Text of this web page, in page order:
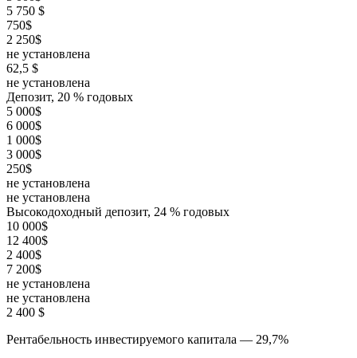
5 750 $
750$
2 250$
не установлена
62,5 $
не установлена
Депозит, 20 % годовых
5 000$
6 000$
1 000$
3 000$
250$
не установлена
не установлена
Высокодоходный депозит, 24 % годовых
10 000$
12 400$
2 400$
7 200$
не установлена
не установлена
2 400 $
Рентабельность инвестируемого капитала — 29,7%